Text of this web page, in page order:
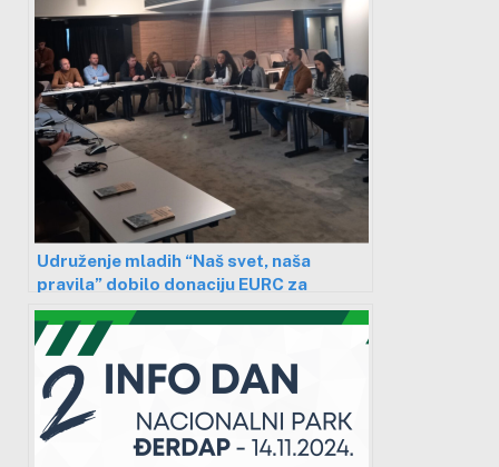
Udruženje mladih “Naš svet, naša
pravila” dobilo donaciju EURC za
pokretanje novih ideja i razvoj
organizacija